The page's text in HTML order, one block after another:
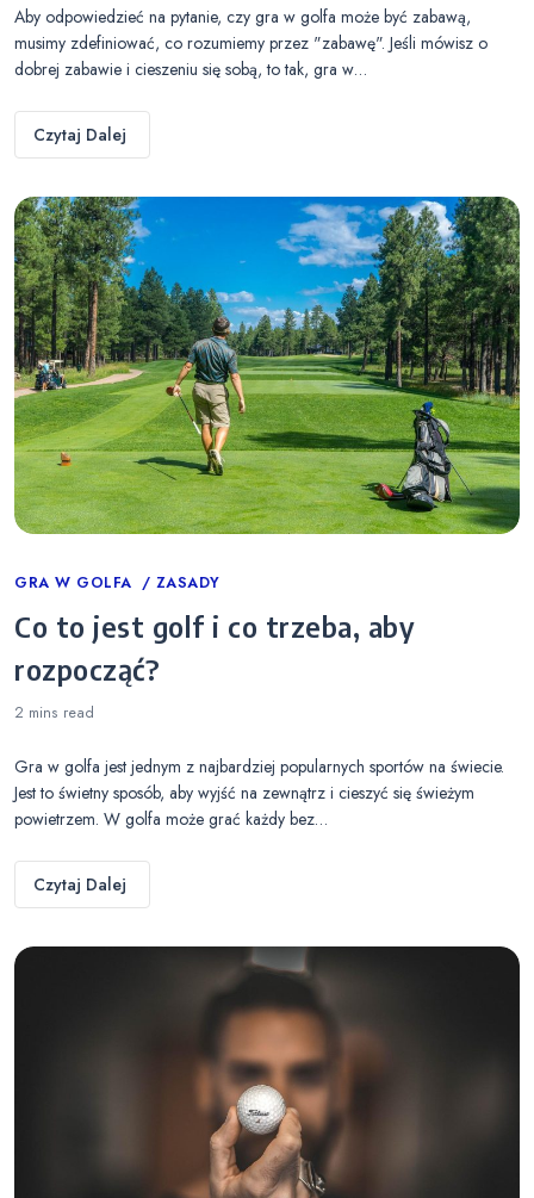
Aby odpowiedzieć na pytanie, czy gra w golfa może być zabawą,
musimy zdefiniować, co rozumiemy przez "zabawę". Jeśli mówisz o
dobrej zabawie i cieszeniu się sobą, to tak, gra w…
Czytaj Dalej
Categories
GRA W GOLFA ZASADY
Co to jest golf i co trzeba, aby
rozpocząć?
2 mins read
Gra w golfa jest jednym z najbardziej popularnych sportów na świecie.
Jest to świetny sposób, aby wyjść na zewnątrz i cieszyć się świeżym
powietrzem. W golfa może grać każdy bez…
Czytaj Dalej